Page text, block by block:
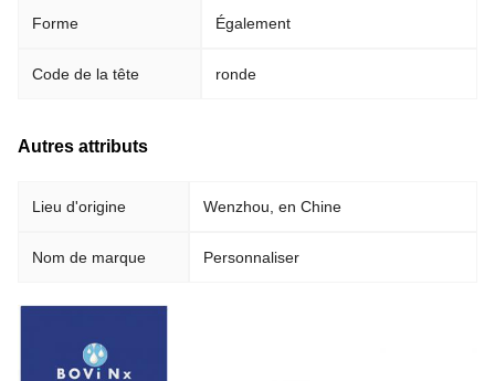
Forme Également
Code de la tête ronde
Autres attributs
Lieu d'origine Wenzhou, en Chine
Nom de marque Personnaliser